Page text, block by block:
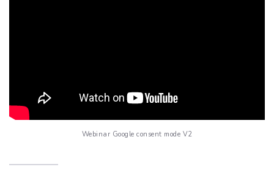
Webinar Google consent mode V2